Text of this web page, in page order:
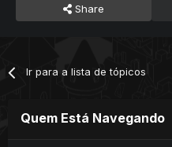
Share
Ir para a lista de tópicos
Quem Está Navegando